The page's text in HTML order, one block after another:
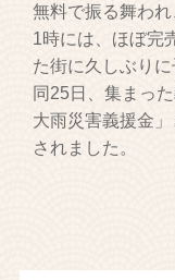
無料で振る舞わ
1時には、ほぼ完
た街に久しぶり
同25日、集まっ
大雨災害義援金
されました。